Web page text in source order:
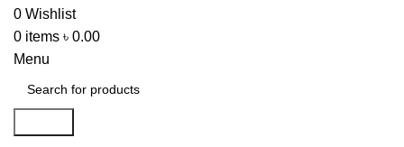
0 Wishlist
0 items ৳ 0.00
Menu